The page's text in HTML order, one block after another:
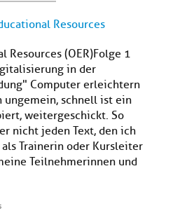
Resources
Resources (OER)Folge 1
in der
Computer erleichtern
ungemein, schnell ist ein
weitergeschickt. So
nicht jeden Text, den ich
Trainerin oder Kursleiter
Teilnehmerinnen und